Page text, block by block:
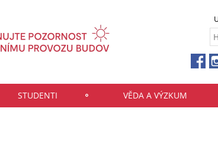
STUDENTI VĚDA A VÝZKUM